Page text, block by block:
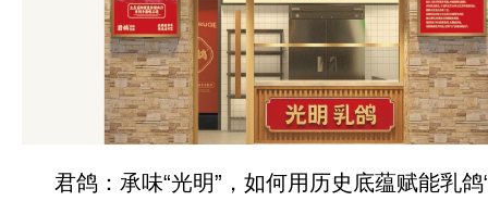
君鸽：承味“光明”，如何用历史底蕴赋能乳鸽